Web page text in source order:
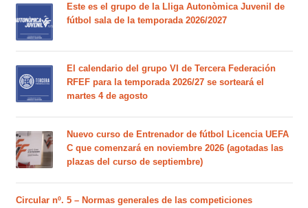
Este es el grupo de la Lliga Autonòmica Juvenil de
fútbol sala de la temporada 2026/2027
El calendario del grupo VI de Tercera Federación
RFEF para la temporada 2026/27 se sorteará el
martes 4 de agosto
Nuevo curso de Entrenador de fútbol Licencia UEFA
C que comenzará en noviembre 2026 (agotadas las
plazas del curso de septiembre)
Circular nº. 5 – Normas generales de las competiciones